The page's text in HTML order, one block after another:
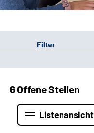
Gebärdensprache
Filter
6 Offene Stellen
Listenansicht